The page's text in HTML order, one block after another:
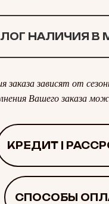
НАЛИЧИЯ В
заказа зависят от
Вашего заказа
КРЕДИТ |
СПОСОБЫ